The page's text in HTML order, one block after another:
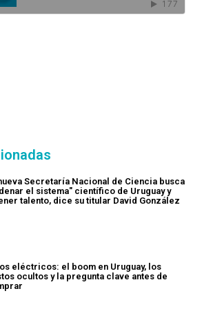
Secretaría Nacional de Ciencia busca
el sistema" científico de Uruguay y
talento, dice su titular David González
eléctricos: el boom en Uruguay, los
ocultos y la pregunta clave antes de